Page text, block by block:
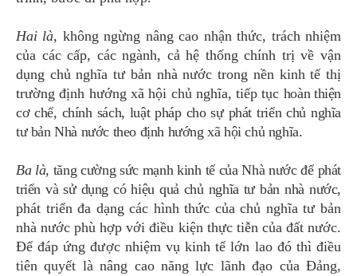
Hai là, không ngừng nâng cao nhận thức, trách nhiệm
của các cấp, các ngành, cả hệ thống chính trị về vận
dụng chủ nghĩa tư bản nhà nước trong nền kinh tế thị
trường định hướng xã hội chủ nghĩa, tiếp tục hoàn thiện
cơ chế, chính sách, luật pháp cho sự phát triển chủ nghĩa
tư bản Nhà nước theo định hướng xã hội chủ nghĩa.
Ba là, tăng cường sức mạnh kinh tế của Nhà nước để phát
triển và sử dụng có hiệu quả chủ nghĩa tư bản nhà nước,
phát triển đa dạng các hình thức của chủ nghĩa tư bản
nhà nước phù hợp với điều kiện thực tiễn của đất nước.
Để đáp ứng được nhiệm vụ kinh tế lớn lao đó thì điều
tiên quyết là nâng cao năng lực lãnh đạo của Đảng,